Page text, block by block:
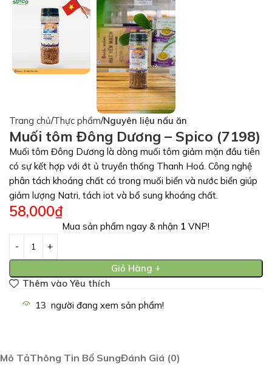
Trang chủ Thực phẩm Nguyên liệu nấu ăn
Muối tôm Đông Dương – Spico (7198)
Muối tôm Đông Dương là dòng muối tôm giảm mặn đầu tiên
có sự kết hợp với ớt ủ truyền thống Thanh Hoá. Công nghệ
phân tách khoáng chất có trong muối biển và nước biển giúp
giảm lượng Natri, tách iot và bổ sung khoáng chất.
58,000₫
Mua sản phẩm ngay & nhận 1 VNP!
Giỏ Hàng +
Thêm vào Yêu thích
13 người đang xem sản phẩm!
Mô TảThông Tin Bổ SungĐánh Giá (0)